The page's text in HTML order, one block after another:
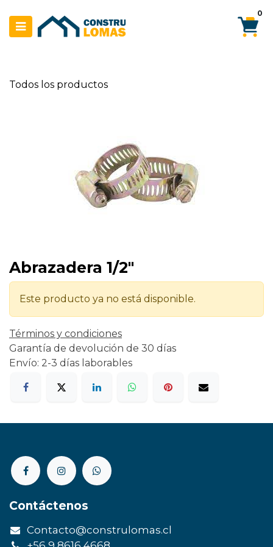
0
Todos los productos
Abrazadera 1/2"
Este producto ya no está disponible.
Términos y condiciones
Garantía de devolución de 30 días
Envío: 2-3 días laborables
Contáctenos
Contacto@construlomas.cl